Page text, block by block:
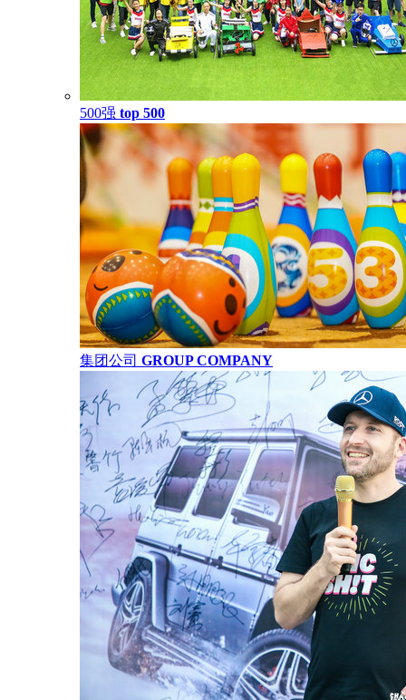
500强 top 500
集团公司 GROUP COMPANY